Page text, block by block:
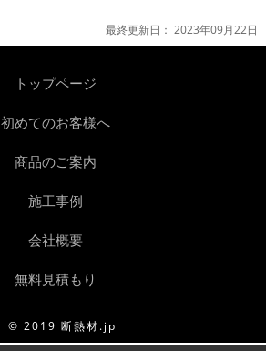
最終更新日：2023年09月22日
トップページ
初めてのお客様へ
商品のご案内
施工事例
会社概要
無料見積もり
© 2019 断熱材.jp